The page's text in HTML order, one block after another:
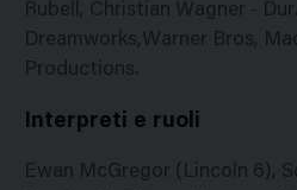
Rubell, Christian Wagner -
Dreamworks,Warner Bros,
Productions.
Interpreti e ruoli
Ewan McGregor (Lincoln 6),